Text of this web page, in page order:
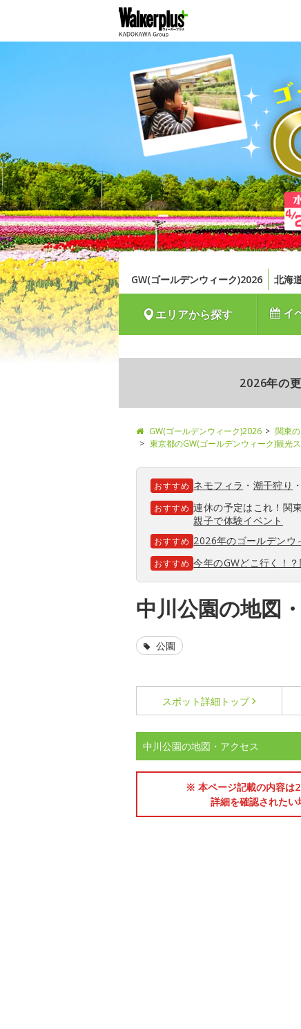
GW(ゴールデンウィーク)2026 北海
エリアから探す イ
2026年の
GW(ゴールデンウィーク)2026 関東
東京都のGW(ゴールデンウィーク)観光
おすすめ ネモフィラ ・ 潮干狩り ・
おすすめ 連休の予定はこれ！関
親子で体験イベント
おすすめ 2026年のゴールデンウ
おすすめ 今年のGWどこ行く！
中川公園の地図
公園
スポット詳細 トップ
中川公園の地図・アクセス
※ 本ページ記載の内容は
詳細を確認されたい